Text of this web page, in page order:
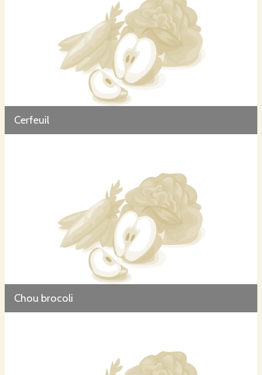
Cerfeuil
Chou brocoli